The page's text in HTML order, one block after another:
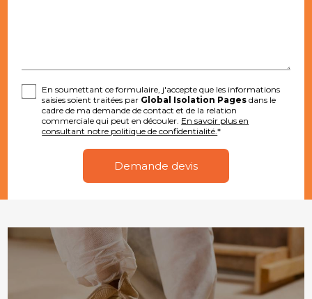
En soumettant ce formulaire, j'accepte que les informations
saisies soient traitées par Global Isolation Pages dans le
cadre de ma demande de contact et de la relation
commerciale qui peut en découler. En savoir plus en
consultant notre politique de confidentialité.*